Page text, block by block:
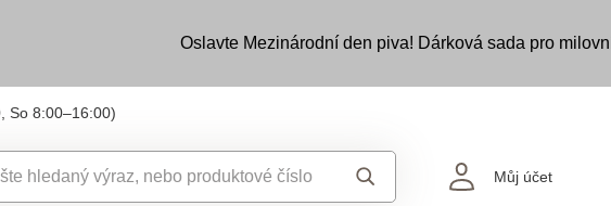
Oslavte Mezinárodní den piva! Dárková sada pro
So 8:00–16:00)
Můj účet